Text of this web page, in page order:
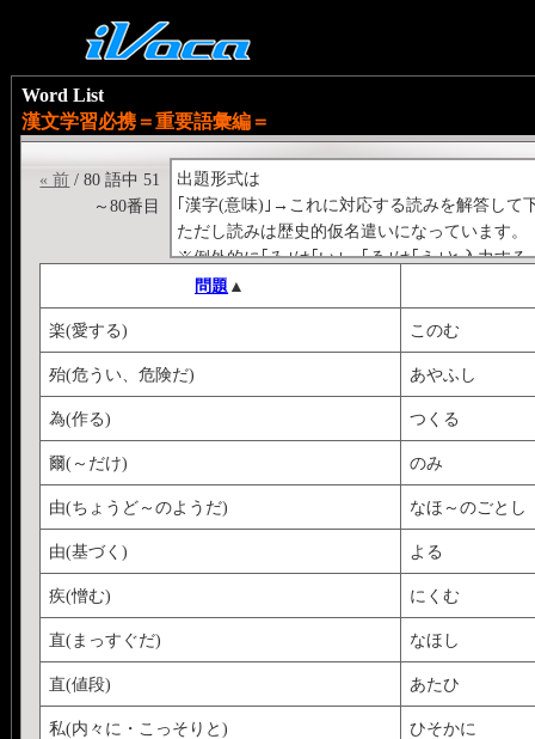
Word List
漢文学習必携＝重要語彙編＝
出題形式は
｢漢字(意味)｣→これに対応する読みを解答して
ただし読みは歴史的仮名遣いになっています。
※例外的に｢ゐ｣は｢い｣、｢ゑ｣は｢え｣と入力する
＜例＞
｢悪(忌み嫌う、嫌がる)｣→にくむ
« 前 / 80 語中 51
～80番目
問題 ▲
楽(愛する) このむ
殆(危うい、危険だ) あやふし
為(作る) つくる
爾(～だけ) のみ
由(ちょうど～のようだ) なほ～のごとし
由(基づく) よる
疾(憎む) にくむ
直(まっすぐだ) なほし
直(値段) あたひ
私(内々に・こっそりと) ひそかに